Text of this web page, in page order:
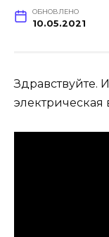
ОБНОВЛЕНО
10.05.2021
Здравствуйте.
электрическая